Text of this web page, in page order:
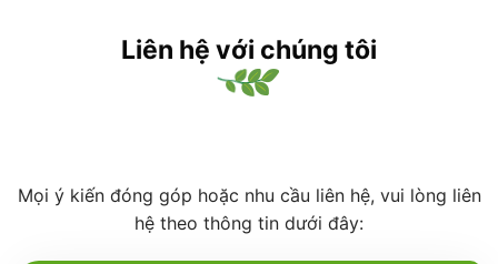
Liên hệ với chúng tôi
Mọi ý kiến đóng góp hoặc nhu cầu liên hệ, vui lòng liên
hệ theo thông tin dưới đây: